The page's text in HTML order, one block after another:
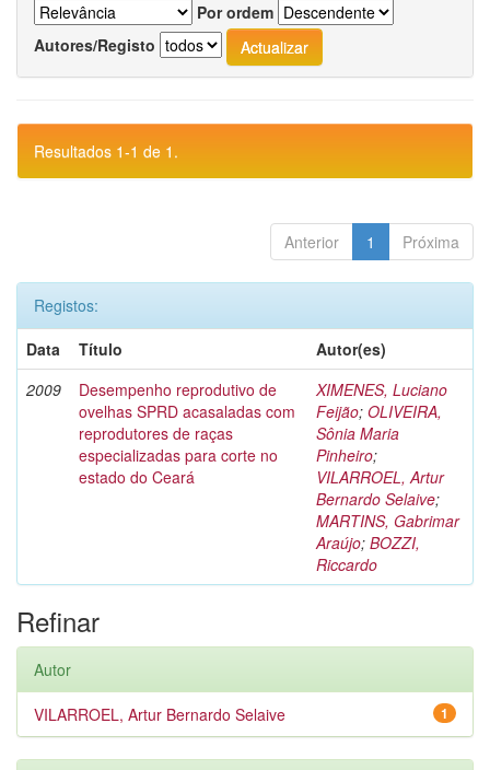
Por ordem
Autores/Registo
Resultados 1-1 de 1.
Anterior 1 Próxima
Registos:
Data
Título
Autor(es)
2009
Desempenho reprodutivo de
ovelhas SPRD acasaladas com
reprodutores de raças
especializadas para corte no
estado do Ceará
XIMENES, Luciano
Feijão; OLIVEIRA,
Sônia Maria
Pinheiro;
VILARROEL, Artur
Bernardo Selaive;
MARTINS, Gabrimar
Araújo; BOZZI,
Riccardo
Refinar
Autor
1
VILARROEL, Artur Bernardo Selaive